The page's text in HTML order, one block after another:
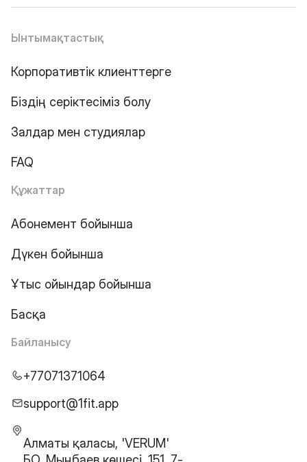
Ынтымақтастық
Корпоративтік клиенттерге
Біздің серіктесіміз болу
Залдар мен студиялар
FAQ
Құжаттар
Абонемент бойынша
Дүкен бойынша
Ұтыс ойындар бойынша
Басқа
Байланысу
+77071371064
support@1fit.app
Алматы қаласы, 'VERUM'